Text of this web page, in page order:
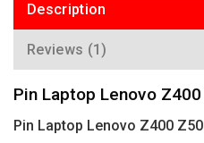
Description
Reviews (1)
Pin Laptop Lenovo
Pin Laptop Lenovo Z400